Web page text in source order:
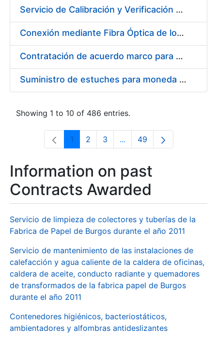
Servicio de Calibración y Verificación Externa de los Equipos de Medición del Servicio de Prevención de la FNMT-RCM
Conexión mediante Fibra Óptica de los Centros de Proceso de Datos (CPDs) de las sedes de la FNMT-RCM de Burgos y Madrid
Contratación de acuerdo marco para el Suministro de Material de Electricidad para la Fábrica Nacional de Moneda y Timbre-Real Casa de la Moneda en su centro de trabajo de Burgos
Suministro de estuches para moneda de 30 €
Showing 1 to 10 of 486 entries.
Page
1 Page
2 Page
3 ...Intermediate Pages Use
Page
49
Information on past
Contracts Awarded
Servicio de limpieza de colectores y tuberías de la
Fabrica de Papel de Burgos durante el año 2011
Servicio de mantenimiento de las instalaciones de
calefacción y agua caliente de la caldera de oficinas,
caldera de aceite, conducto radiante y quemadores
de transformados de la fabrica papel de Burgos
durante el año 2011
Contenedores higiénicos, bacteriostáticos,
ambientadores y alfombras antideslizantes